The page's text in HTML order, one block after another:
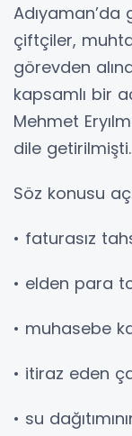
Adıyaman’da
çiftçiler,
görevden
kapsamlı bir
Mehmet
dile getirilmişti.
Söz konusu
• faturasız
• elden para
• muhasebe
• itiraz eden
• su